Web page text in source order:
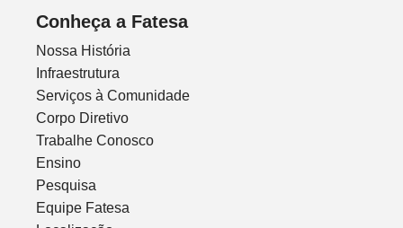
Conheça a Fatesa
Nossa História
Infraestrutura
Serviços à Comunidade
Corpo Diretivo
Trabalhe Conosco
Ensino
Pesquisa
Equipe Fatesa